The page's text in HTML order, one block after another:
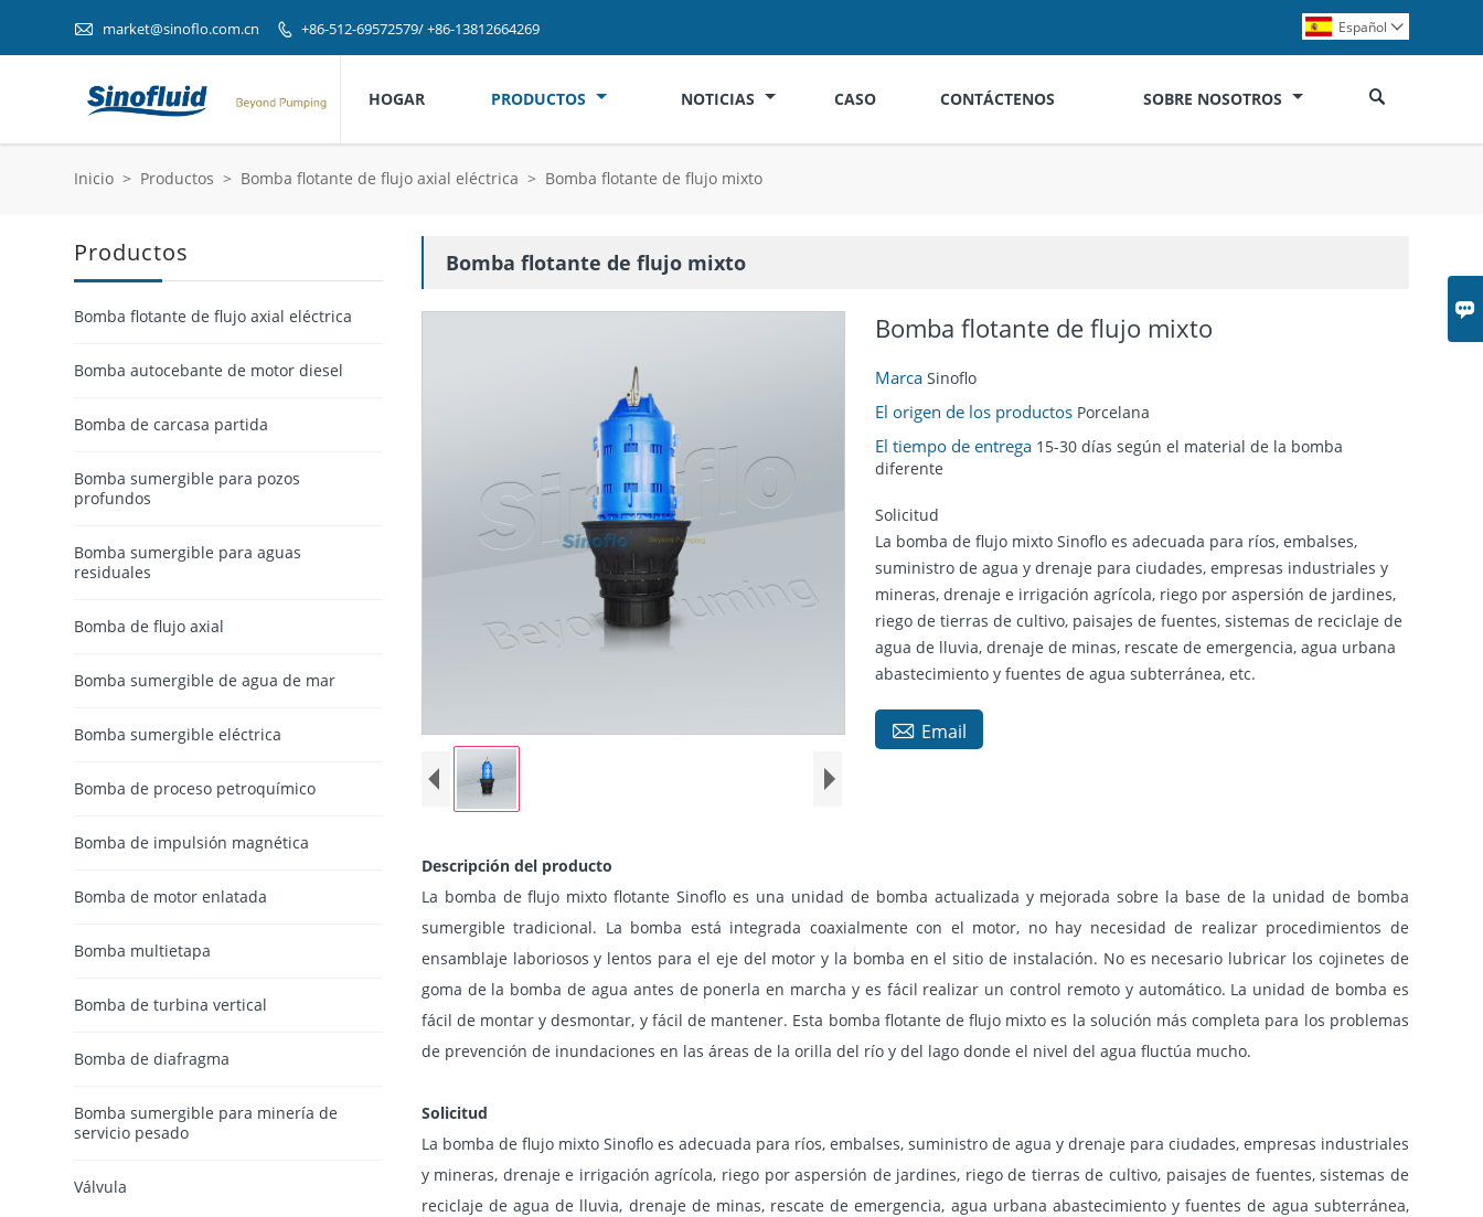

 market@sinoflo.com.cn  +86-512-69572579/ +86-13812664269 Español 
HOGAR PRODUCTOS NOTICIAS CASO CONTÁCTENOS SOBRE NOSOTROS 
Inicio > Productos > Bomba flotante de flujo axial eléctrica > Bomba flotante de flujo mixto
Bomba flotante de flujo mixto
Bomba flotante de flujo mixto
MarcaSinoflo
El origen de los productos Porcelana
El tiempo de entrega 15-30 días según el material de la bomba
diferente
Solicitud
La bomba de flujo mixto Sinoflo es adecuada para ríos, embalses,
suministro de agua y drenaje para ciudades, empresas industriales y
mineras, drenaje e irrigación agrícola, riego por aspersión de jardines,
riego de tierras de cultivo, paisajes de fuentes, sistemas de reciclaje de
agua de lluvia, drenaje de minas, rescate de emergencia, agua urbana
abastecimiento y fuentes de agua subterránea, etc.
 Email
Descripción del producto
La bomba de flujo mixto flotante Sinoflo es una unidad de bomba actualizada y mejorada sobre la base de la unidad de bomba
sumergible tradicional. La bomba está integrada coaxialmente con el motor, no hay necesidad de realizar procedimientos de
ensamblaje laboriosos y lentos para el eje del motor y la bomba en el sitio de instalación. No es necesario lubricar los cojinetes de
goma de la bomba de agua antes de ponerla en marcha y es fácil realizar un control remoto y automático. La unidad de bomba es
fácil de montar y desmontar, y fácil de mantener. Esta bomba flotante de flujo mixto es la solución más completa para los problemas
de prevención de inundaciones en las áreas de la orilla del río y del lago donde el nivel del agua fluctúa mucho.
Solicitud
La bomba de flujo mixto Sinoflo es adecuada para ríos, embalses, suministro de agua y drenaje para ciudades, empresas industriales
y mineras, drenaje e irrigación agrícola, riego por aspersión de jardines, riego de tierras de cultivo, paisajes de fuentes, sistemas de
reciclaje de agua de lluvia, drenaje de minas, rescate de emergencia, agua urbana abastecimiento y fuentes de agua subterránea,
Productos
Bomba flotante de flujo axial eléctrica
Bomba autocebante de motor diesel
Bomba de carcasa partida
Bomba sumergible para pozos
profundos
Bomba sumergible para aguas
residuales
Bomba de flujo axial
Bomba sumergible de agua de mar
Bomba sumergible eléctrica
Bomba de proceso petroquímico
Bomba de impulsión magnética
Bomba de motor enlatada
Bomba multietapa
Bomba de turbina vertical
Bomba de diafragma
Bomba sumergible para minería de
servicio pesado
Válvula